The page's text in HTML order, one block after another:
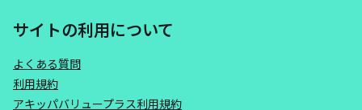
サイトの利用について
よくある質問
利用規約
アキッパバリュープラス利用規約